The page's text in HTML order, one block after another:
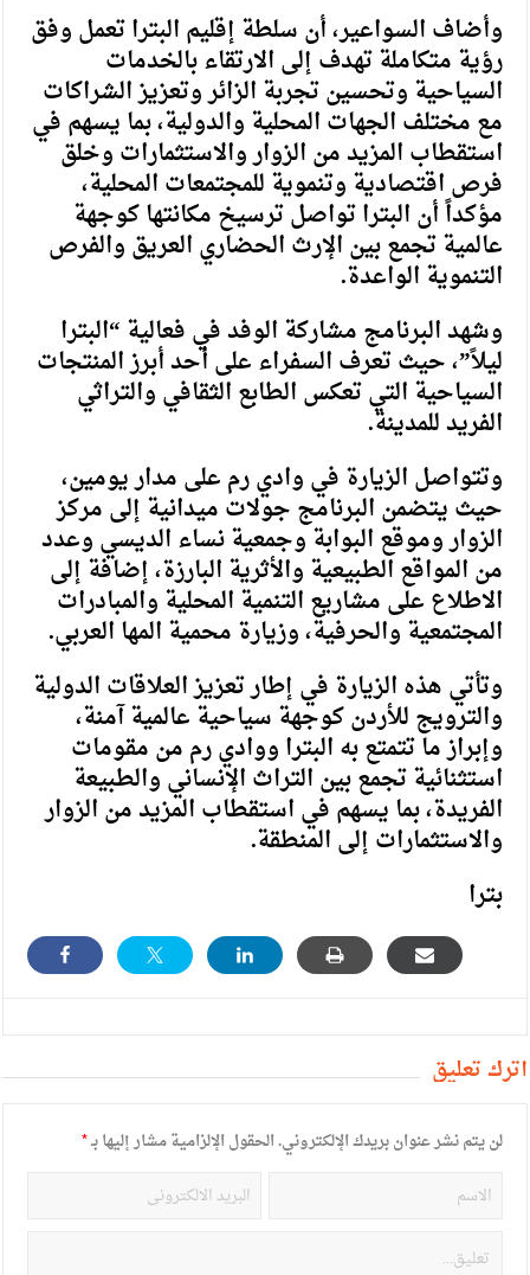
وأضاف السواعير، أن سلطة إقليم البترا تعمل وفق
رؤية متكاملة تهدف إلى الارتقاء بالخدمات
السياحية وتحسين تجربة الزائر وتعزيز الشراكات
مع مختلف الجهات المحلية والدولية، بما يسهم في
استقطاب المزيد من الزوار والاستثمارات وخلق
فرص اقتصادية وتنموية للمجتمعات المحلية،
مؤكداً أن البترا تواصل ترسيخ مكانتها كوجهة
عالمية تجمع بين الإرث الحضاري العريق والفرص
التنموية الواعدة.
وشهد البرنامج مشاركة الوفد في فعالية “البترا
ليلاً”، حيث تعرف السفراء على أحد أبرز المنتجات
السياحية التي تعكس الطابع الثقافي والتراثي
الفريد للمدينة.
وتتواصل الزيارة في وادي رم على مدار يومين،
حيث يتضمن البرنامج جولات ميدانية إلى مركز
الزوار وموقع البوابة وجمعية نساء الديسي وعدد
من المواقع الطبيعية والأثرية البارزة، إضافة إلى
الاطلاع على مشاريع التنمية المحلية والمبادرات
المجتمعية والحرفية، وزيارة محمية المها العربي.
وتأتي هذه الزيارة في إطار تعزيز العلاقات الدولية
والترويج للأردن كوجهة سياحية عالمية آمنة،
وإبراز ما تتمتع به البترا ووادي رم من مقومات
استثنائية تجمع بين التراث الإنساني والطبيعة
الفريدة، بما يسهم في استقطاب المزيد من الزوار
والاستثمارات إلى المنطقة.
بترا
أترك تعليق
لن يتم نشر عنوان بريدك الإلكتروني.الحقول الإلزامية مشار إليها بـ*